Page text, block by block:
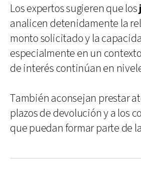
Los expertos sugieren que los
analicen detenidamente la
monto solicitado y la
especialmente en un
de interés continúan en
También aconsejan prestar
plazos de devolución y a los
que puedan formar parte de